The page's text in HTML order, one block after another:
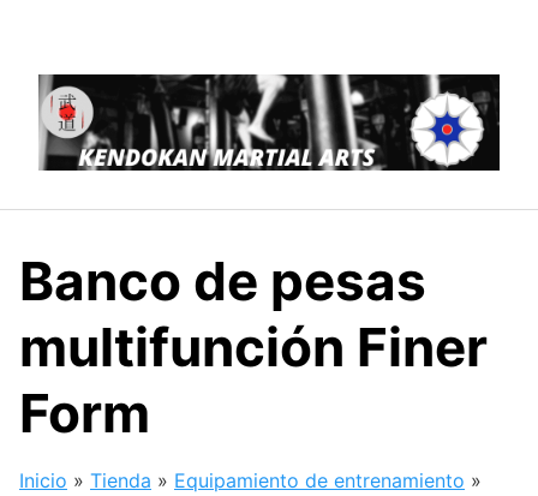
contenido
Banco de pesas
multifunción Finer
Form
Inicio » Tienda » Equipamiento de entrenamiento »